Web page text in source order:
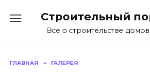
содержанию
Строительный
Все о строительстве
ГЛАВНАЯ » ГАЛЕРЕЯ